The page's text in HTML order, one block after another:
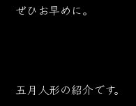
ぜひお早めに。
五月人形の紹介です。